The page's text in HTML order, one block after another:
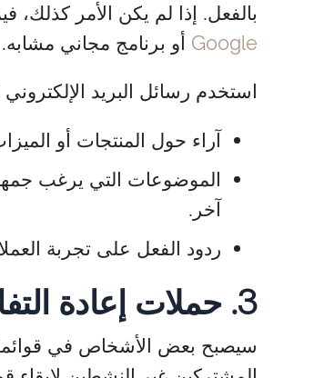
بالفعل. إذا لم يكن الأمر
Google أو برنامج مجاني مشابه.
استخدم رسائل البريد
آراء حول المنتجات أو
الموضوعات التي يرغب
آخر.
ردود الفعل على تجربة
3. حملات إعادة التفاعل
سيصبح بعض الأشخاص في